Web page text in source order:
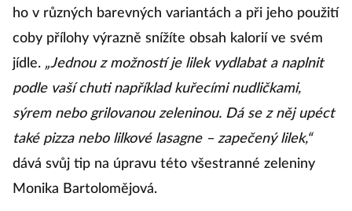
ho v různých barevných variantách a při jeho použití
coby přílohy výrazně snížíte obsah kalorií ve svém
jídle. „Jednou z možností je lilek vydlabat a naplnit
podle vaší chuti například kuřecími nudličkami,
sýrem nebo grilovanou zeleninou. Dá se z něj upéct
také pizza nebo lilkové lasagne – zapečený lilek,“
dává svůj tip na úpravu této všestranné zeleniny
Monika Bartolomějová.